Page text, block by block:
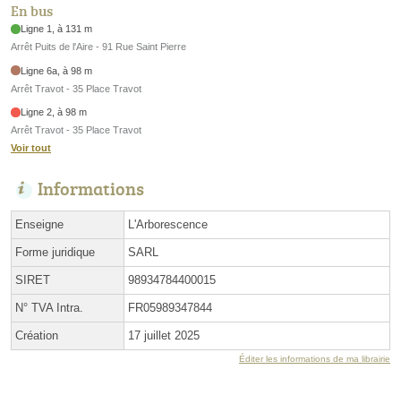
En bus
Ligne 1, à 131 m
Arrêt Puits de l'Aire - 91 Rue Saint Pierre
Ligne 6a, à 98 m
Arrêt Travot - 35 Place Travot
Ligne 2, à 98 m
Arrêt Travot - 35 Place Travot
Voir tout
Informations
Enseigne L'Arborescence
Forme juridique SARL
SIRET 98934784400015
N° TVA Intra. FR05989347844
Création 17 juillet 2025
Éditer les informations de ma librairie